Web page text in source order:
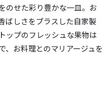
のせた彩り豊かな一皿。お
ばしさをプラスした自家製
ップのフレッシュな果物は
、お料理とのマリアージュを